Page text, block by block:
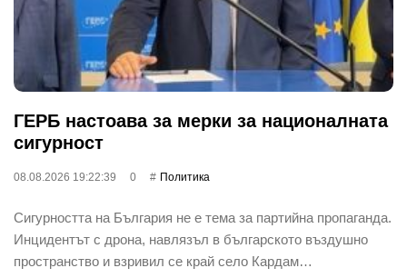
ГЕРБ настоава за мерки за националната
сигурност
08.08.2026 19:22:39 0 Политика
Сигурността на България не е тема за партийна пропаганда.
Инцидентът с дрона, навлязъл в българското въздушно
пространство и взривил се край село Кардам…